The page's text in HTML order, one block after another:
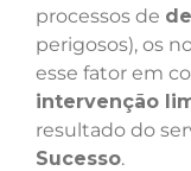
processos de
perigosos), os
esse fator em
intervenção
resultado do
Sucesso.